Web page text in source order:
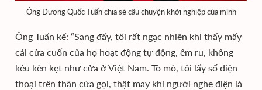
Ông Dương Quốc Tuấn chia sẻ câu chuyện khởi nghiệp của mình
Ông Tuấn kể: “Sang đấy, tôi rất ngạc nhiên khi thấy mấy
cái cửa cuốn của họ hoạt động tự động, êm ru, không
kêu kèn kẹt như cửa ở Việt Nam. Tò mò, tôi lấy số điện
thoại trên thân cửa gọi, thật may khi người nghe điện là